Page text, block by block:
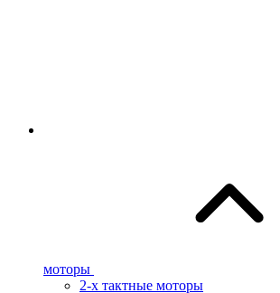
моторы
2-х тактные моторы